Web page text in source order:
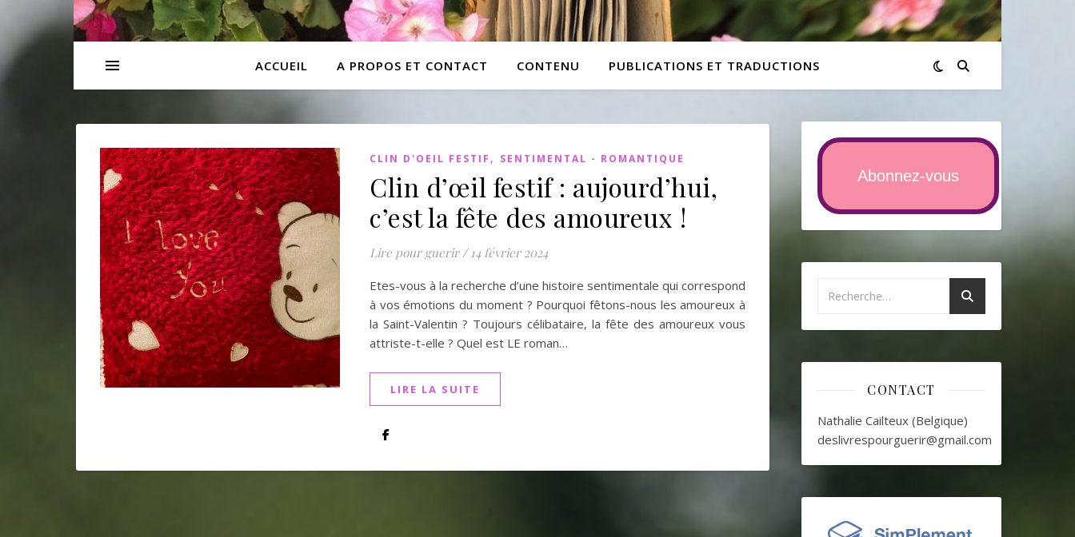
ACCUEIL A PROPOS ET CONTACT CONTENU PUBLICATIONS ET TRADUCTIONS
CLIN D'OEIL FESTIF , SENTIMENTAL - ROMANTIQUE
Clin d’œil festif : aujourd’hui,
c’est la fête des amoureux !
Lire pour guerir / 14 février 2024
Etes-vous à la recherche d’une histoire sentimentale qui correspond
à vos émotions du moment ? Pourquoi fêtons-nous les amoureux à
la Saint-Valentin ? Toujours célibataire, la fête des amoureux vous
attriste-t-elle ? Quel est LE roman…
LIRE LA SUITE
Abonnez-vous
CONTACT
Nathalie Cailteux (Belgique)
deslivrespourguerir@gmail.com